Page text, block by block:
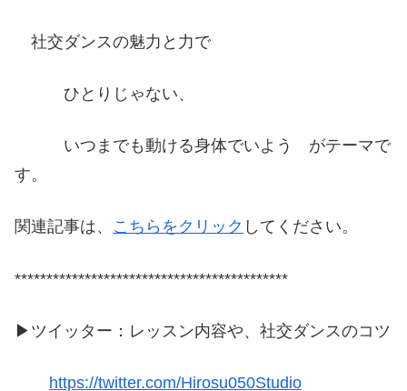
社交ダンスの魅力と力で
ひとりじゃない、
いつまでも動ける身体でいよう がテーマで
す。
関連記事は、 こちらをクリック してください。
*******************************************
▶ツイッター：レッスン内容や、社交ダンスのコツ
https://twitter.com/Hirosu050Studio